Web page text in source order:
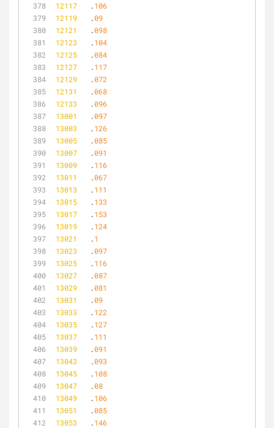
12117
	.
106
12119
	.
09
12121
	.
098
12123
	.
104
12125
	.
084
12127
	.
117
12129
	.
072
12131
	.
068
12133
	.
096
13001
	.
097
13003
	.
126
13005
	.
085
13007
	.
091
13009
	.
116
13011
	.
067
13013
	.
111
13015
	.
133
13017
	.
153
13019
	.
124
13021
	.
1
13023
	.
097
13025
	.
116
13027
	.
087
13029
	.
081
13031
	.
09
13033
	.
122
13035
	.
127
13037
	.
111
13039
	.
091
13043
	.
093
13045
	.
108
13047
	.
08
13049
	.
106
13051
	.
085
13053
	.
146